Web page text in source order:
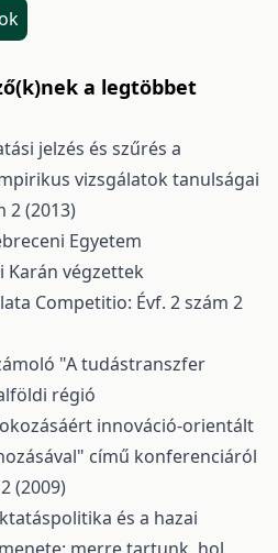
a legtöbbet
jelzés és szűrés a
vizsgálatok tanulságai
2 (2013)
Egyetem
Karán végzettek
Competitio: Évf. 2 szám 2
"A tudástranszfer
régió
innováció-orientált
című konferenciáról
(2009)
és a hazai